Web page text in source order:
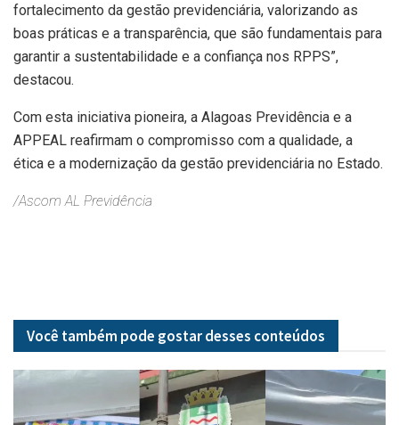
fortalecimento da gestão previdenciária, valorizando as
boas práticas e a transparência, que são fundamentais para
garantir a sustentabilidade e a confiança nos RPPS”,
destacou.
Com esta iniciativa pioneira, a Alagoas Previdência e a
APPEAL reafirmam o compromisso com a qualidade, a
ética e a modernização da gestão previdenciária no Estado.
/Ascom AL Previdência
Você também pode gostar desses conteúdos